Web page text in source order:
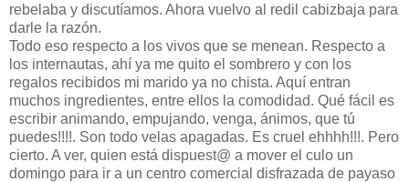
rebelaba y discutíamos. Ahora vuelvo al redil cabizbaja para
darle la razón.
Todo eso respecto a los vivos que se menean. Respecto a
los internautas, ahí ya me quito el sombrero y con los
regalos recibidos mi marido ya no chista. Aquí entran
muchos ingredientes, entre ellos la comodidad. Qué fácil es
escribir animando, empujando, venga, ánimos, que tú
puedes!!!!. Son todo velas apagadas. Es cruel ehhhh!!!. Pero
cierto. A ver, quien está dispuest@ a mover el culo un
domingo para ir a un centro comercial disfrazada de payaso